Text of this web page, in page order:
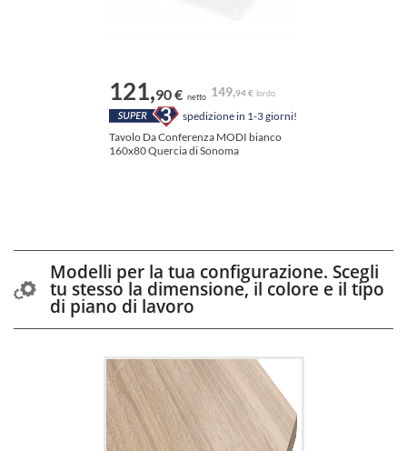
121,90 € netto 149,94 € lordo
spedizione in 1-3 giorni!
Tavolo Da Conferenza MODI bianco
160x80 Quercia di Sonoma
Modelli per la tua configurazione. Scegli
tu stesso la dimensione, il colore e il tipo
di piano di lavoro
tavoli da conferenza
Pieghevole